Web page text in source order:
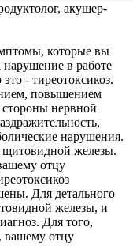
акушер-
которые вы
нарушение в работе
- тиреотоксикоз.
повышением
стороны нервной
нарушения.
щитовидной железы.
отцу
Для детального
железы, и
Для того,
вашему отцу